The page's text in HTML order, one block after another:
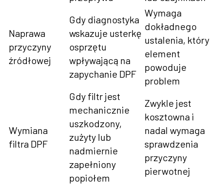
Naprawa
przyczyny
źródłowej
Gdy diagnostyka
wskazuje usterkę
osprzętu
wpływającą na
zapychanie DPF
Wymaga
dokładnego
ustalenia, który
element
powoduje
problem
Wymiana
filtra DPF
Gdy filtr jest
mechanicznie
uszkodzony,
zużyty lub
nadmiernie
zapełniony
popiołem
Zwykle jest
kosztowna i
nadal wymaga
sprawdzenia
przyczyny
pierwotnej